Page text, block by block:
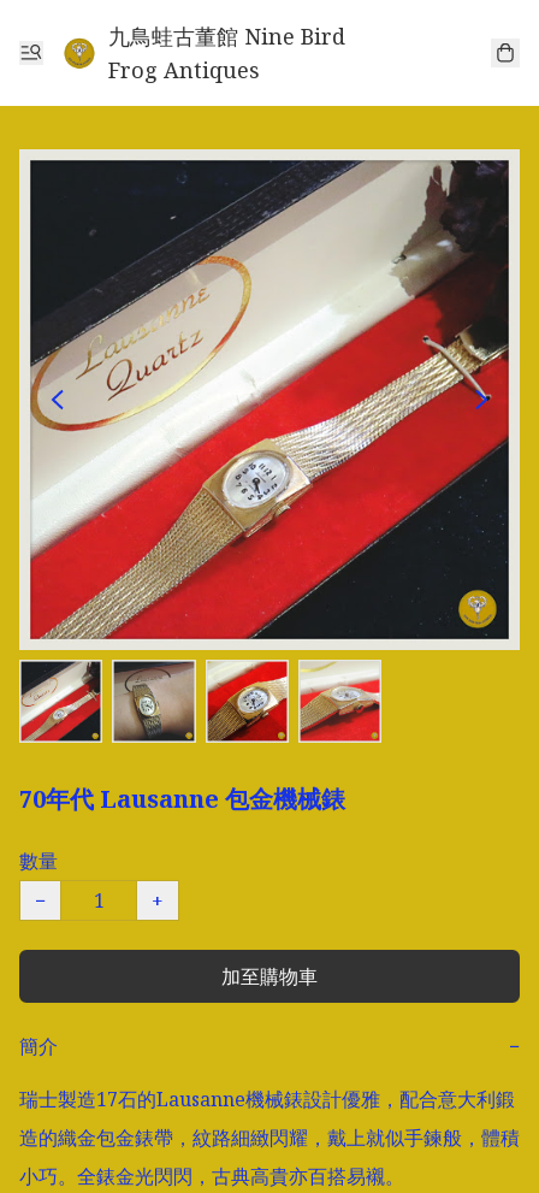
九鳥蛙古董館 Nine Bird
Frog Antiques
70年代 Lausanne 包金機械錶
數量
−
+
加至購物車
簡介
−
瑞士製造17石的Lausanne機械錶設計優雅，配合意大利鍛
造的織金包金錶帶，紋路細緻閃耀，戴上就似手鍊般，體積
小巧。全錶金光閃閃，古典高貴亦百搭易襯。